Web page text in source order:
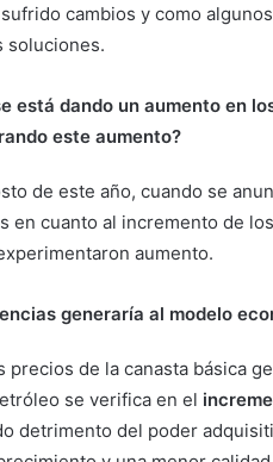
cambios y como
soluciones.
está dando un aumento en
este aumento?
de este año, cuando se
en cuanto al incremento de
aumento.
generaría al modelo
precios de la canasta básica
se verifica en el
detrimento del poder